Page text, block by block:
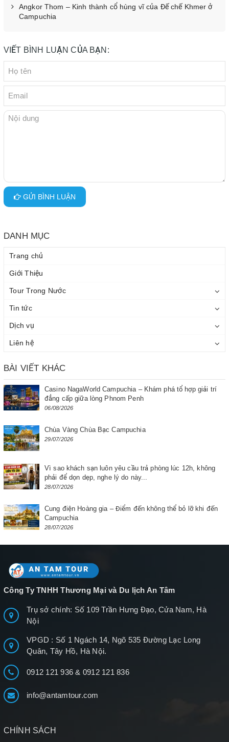
Angkor Thom – Kinh thành cổ hùng vĩ của Đế chế Khmer ở
Campuchia
VIẾT BÌNH LUẬN CỦA BẠN:
GỬI BÌNH LUẬN
DANH MỤC
Trang chủ
Giới Thiệu
Tour Trong Nước
Tin tức
Dịch vụ
Liên hệ
BÀI VIẾT KHÁC
Casino NagaWorld Campuchia – Khám phá tổ hợp giải trí
đẳng cấp giữa lòng Phnom Penh
06/08/2026
Chùa Vàng Chùa Bạc Campuchia
29/07/2026
Vì sao khách sạn luôn yêu cầu trả phòng lúc 12h, không
phải để dọn dẹp, nghe lý do này...
28/07/2026
Cung điện Hoàng gia – Điểm đến không thể bỏ lỡ khi đến
Campuchia
28/07/2026
Công Ty TNHH Thương Mại và Du lịch An Tâm
Trụ sở chính: Số 109 Trần Hưng Đạo, Cửa Nam, Hà
Nội
VPGD : Số 1 Ngách 14, Ngõ 535 Đường Lạc Long
Quân, Tây Hồ, Hà Nội.
0912 121 936& 0912 121 836
info@antamtour.com
CHÍNH SÁCH